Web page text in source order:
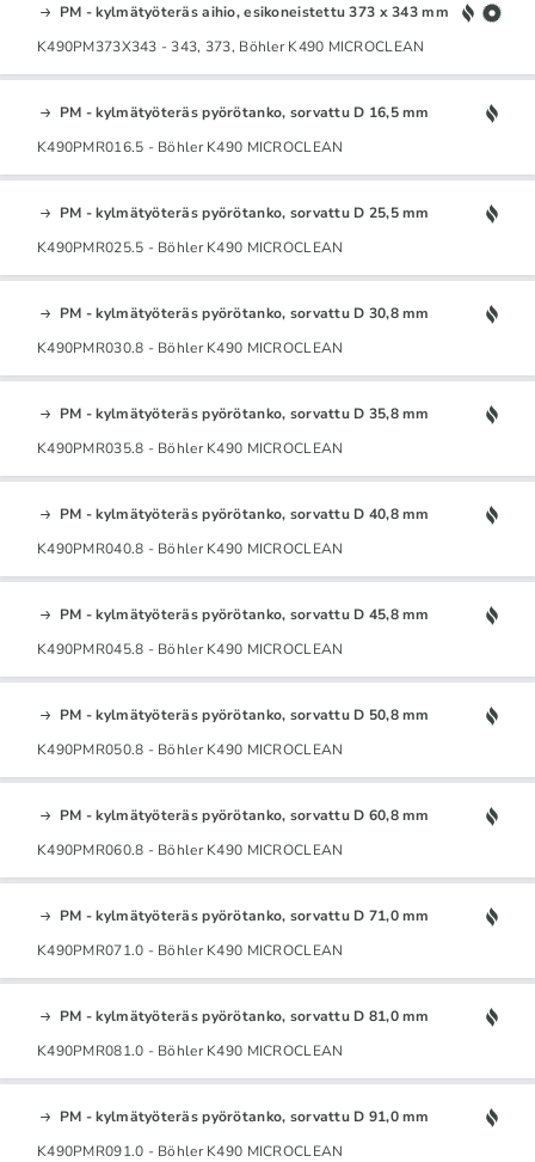
PM - kylmätyöteräs aihio, esikoneistettu 373 x 343 mm
K490PM373X343 - 343, 373, Böhler K490 MICROCLEAN
PM - kylmätyöteräs pyörötanko, sorvattu D 16,5 mm
K490PMR016.5 - Böhler K490 MICROCLEAN
PM - kylmätyöteräs pyörötanko, sorvattu D 25,5 mm
K490PMR025.5 - Böhler K490 MICROCLEAN
PM - kylmätyöteräs pyörötanko, sorvattu D 30,8 mm
K490PMR030.8 - Böhler K490 MICROCLEAN
PM - kylmätyöteräs pyörötanko, sorvattu D 35,8 mm
K490PMR035.8 - Böhler K490 MICROCLEAN
PM - kylmätyöteräs pyörötanko, sorvattu D 40,8 mm
K490PMR040.8 - Böhler K490 MICROCLEAN
PM - kylmätyöteräs pyörötanko, sorvattu D 45,8 mm
K490PMR045.8 - Böhler K490 MICROCLEAN
PM - kylmätyöteräs pyörötanko, sorvattu D 50,8 mm
K490PMR050.8 - Böhler K490 MICROCLEAN
PM - kylmätyöteräs pyörötanko, sorvattu D 60,8 mm
K490PMR060.8 - Böhler K490 MICROCLEAN
PM - kylmätyöteräs pyörötanko, sorvattu D 71,0 mm
K490PMR071.0 - Böhler K490 MICROCLEAN
PM - kylmätyöteräs pyörötanko, sorvattu D 81,0 mm
K490PMR081.0 - Böhler K490 MICROCLEAN
PM - kylmätyöteräs pyörötanko, sorvattu D 91,0 mm
K490PMR091.0 - Böhler K490 MICROCLEAN